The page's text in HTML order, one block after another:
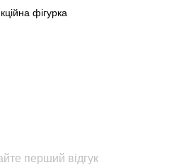
фігурка
перший відгук